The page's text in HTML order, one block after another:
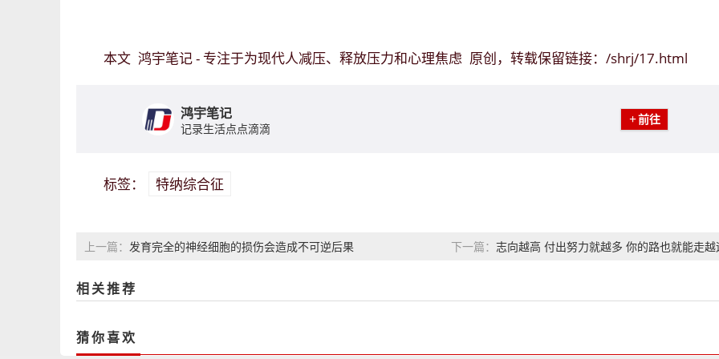
本文 鸿宇笔记 - 专注于为现代人减压、释放压力和心理焦虑 原创，转载保留链接： /shrj/17.html
鸿宇笔记
记录生活点点滴滴
前往
标签： 特纳综合征
上一篇： 发育完全的神经细胞的损伤会造成不可逆后果 下一篇： 志向越高 付出努力就越多 你的路也就能走越
相关推荐
猜你喜欢